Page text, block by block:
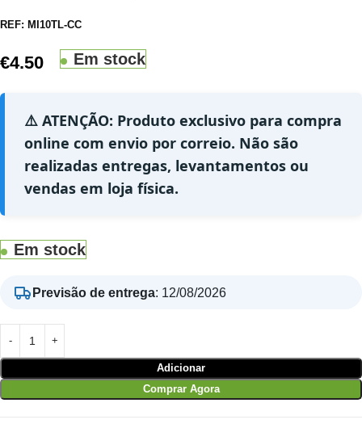
REF: MI10TL-CC
€4.50 Em stock
⚠️ ATENÇÃO: Produto exclusivo para compra
online com envio por correio. Não são
realizadas entregas, levantamentos ou
vendas em loja física.
Em stock
Previsão de entrega: 12/08/2026
Adicionar
Comprar Agora